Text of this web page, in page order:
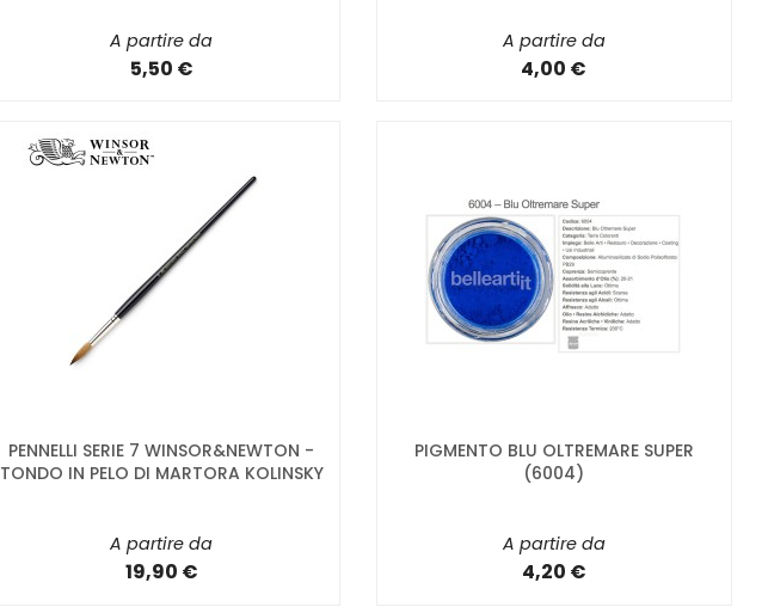
A partire da
5,50 €
A partire da
4,00 €
PENNELLI SERIE 7 WINSOR&NEWTON -
TONDO IN PELO DI MARTORA KOLINSKY
A partire da
19,90 €
PIGMENTO BLU OLTREMARE SUPER
(6004)
A partire da
4,20 €